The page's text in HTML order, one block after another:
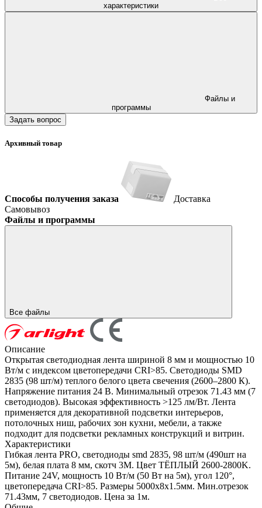
характеристики
программы
Задать вопрос
Архивный товар
Способы получения заказа
Доставка
Самовывоз
Файлы и программы
Все файлы
Описание
Открытая светодиодная лента шириной 8 мм и мощностью 10
Вт/м с индексом цветопередачи CRI>85. Светодиоды SMD
2835 (98 шт/м) теплого белого цвета свечения (2600–2800 К).
Напряжение питания 24 В. Минимальный отрезок 71.43 мм (7
светодиодов). Высокая эффективность >125 лм/Вт. Лента
применяется для декоративной подсветки интерьеров,
потолочных ниш, рабочих зон кухни, мебели, а также
подходит для подсветки рекламных конструкций и витрин.
Характеристики
Гибкая лента PRO, светодиоды smd 2835, 98 шт/м (490шт на
5м), белая плата 8 мм, скотч 3М. Цвет ТЁПЛЫЙ 2600-2800K.
Питание 24V, мощность 10 Вт/м (50 Вт на 5м), угол 120°,
цветопередача CRI>85. Размеры 5000х8x1.5мм. Мин.отрезок
71.43мм, 7 светодиодов. Цена за 1м.